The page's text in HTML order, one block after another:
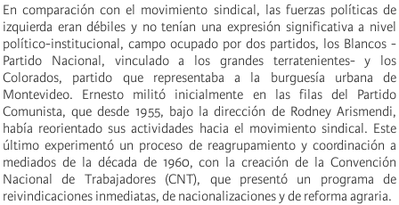
En comparación con el movimiento sindical, las fuerzas políticas de
izquierda eran débiles y no tenían una expresión significativa a nivel
político-institucional, campo ocupado por dos partidos, los Blancos -
Partido Nacional, vinculado a los grandes terratenientes- y los
Colorados, partido que representaba a la burguesía urbana de
Montevideo. Ernesto militó inicialmente en las filas del Partido
Comunista, que desde 1955, bajo la dirección de Rodney Arismendi,
había reorientado sus actividades hacia el movimiento sindical. Este
último experimentó un proceso de reagrupamiento y coordinación a
mediados de la década de 1960, con la creación de la Convención
Nacional de Trabajadores (CNT), que presentó un programa de
reivindicaciones inmediatas, de nacionalizaciones y de reforma agraria.